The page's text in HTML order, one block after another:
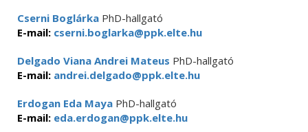
Cserni Boglárka PhD-hallgató
E-mail: cserni.boglarka@ppk.elte.hu
Delgado Viana Andrei Mateus PhD-hallgató
E-mail: andrei.delgado@ppk.elte.hu
Erdogan Eda Maya PhD-hallgató
E-mail: eda.erdogan@ppk.elte.hu